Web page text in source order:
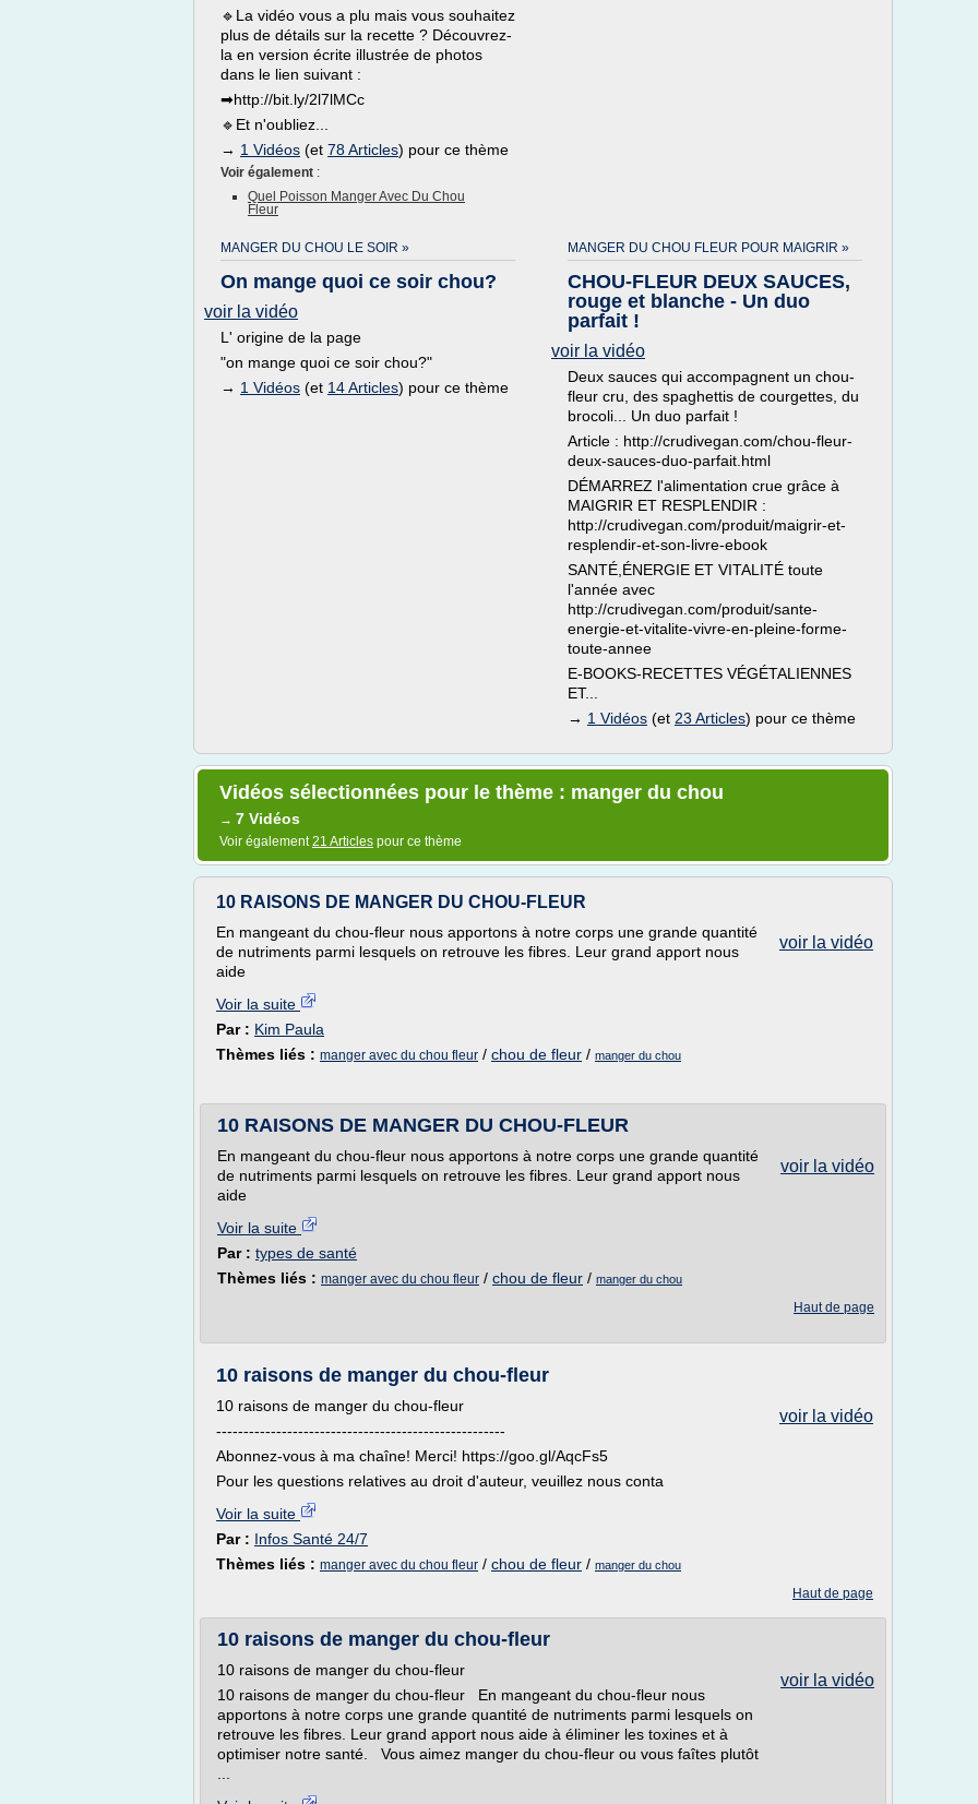
🔹La vidéo vous a plu mais vous souhaitez
plus de détails sur la recette ? Découvrez-
la en version écrite illustrée de photos
dans le lien suivant :
➡http://bit.ly/2l7lMCc
🔹Et n'oubliez...
→ 1 Vidéos (et 78 Articles) pour ce thème
Voir également :
Quel Poisson Manger Avec Du Chou
Fleur
MANGER DU CHOU LE SOIR »
On mange quoi ce soir chou?
voir la vidéo
L' origine de la page
"on mange quoi ce soir chou?"
→ 1 Vidéos (et 14 Articles) pour ce thème
MANGER DU CHOU FLEUR POUR MAIGRIR »
CHOU-FLEUR DEUX SAUCES,
rouge et blanche - Un duo
parfait !
voir la vidéo
Deux sauces qui accompagnent un chou-
fleur cru, des spaghettis de courgettes, du
brocoli... Un duo parfait !
Article : http://crudivegan.com/chou-fleur-
deux-sauces-duo-parfait.html
DÉMARREZ l'alimentation crue grâce à
MAIGRIR ET RESPLENDIR :
http://crudivegan.com/produit/maigrir-et-
resplendir-et-son-livre-ebook
SANTÉ,ÉNERGIE ET VITALITÉ toute
l'année avec
http://crudivegan.com/produit/sante-
energie-et-vitalite-vivre-en-pleine-forme-
toute-annee
E-BOOKS-RECETTES VÉGÉTALIENNES
ET...
→ 1 Vidéos (et 23 Articles) pour ce thème
Vidéos sélectionnées pour le thème : manger du chou
→ 7 Vidéos
Voir également21 Articles pour ce thème
10 RAISONS DE MANGER DU CHOU-FLEUR
voir la vidéo
En mangeant du chou-fleur nous apportons à notre corps une grande quantité
de nutriments parmi lesquels on retrouve les fibres. Leur grand apport nous
aide
Voir la suite
Par : Kim Paula
Thèmes liés : manger avec du chou fleur / chou de fleur / manger du chou
10 RAISONS DE MANGER DU CHOU-FLEUR
voir la vidéo
En mangeant du chou-fleur nous apportons à notre corps une grande quantité
de nutriments parmi lesquels on retrouve les fibres. Leur grand apport nous
aide
Voir la suite
Par : types de santé
Thèmes liés : manger avec du chou fleur / chou de fleur / manger du chou
Haut de page
10 raisons de manger du chou-fleur
voir la vidéo
10 raisons de manger du chou-fleur
-----------------------------------------------------
Abonnez-vous à ma chaîne! Merci! https://goo.gl/AqcFs5
Pour les questions relatives au droit d'auteur, veuillez nous conta
Voir la suite
Par : Infos Santé 24/7
Thèmes liés : manger avec du chou fleur / chou de fleur / manger du chou
Haut de page
10 raisons de manger du chou-fleur
voir la vidéo
10 raisons de manger du chou-fleur
10 raisons de manger du chou-fleur En mangeant du chou-fleur nous
apportons à notre corps une grande quantité de nutriments parmi lesquels on
retrouve les fibres. Leur grand apport nous aide à éliminer les toxines et à
optimiser notre santé. Vous aimez manger du chou-fleur ou vous faîtes plutôt